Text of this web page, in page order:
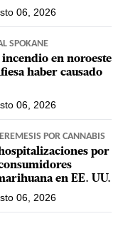
06, 2026
SPOKANE
incendio en noroeste
haber causado
06, 2026
POR CANNABIS
por
en EE. UU.
06, 2026